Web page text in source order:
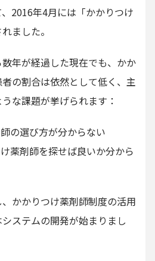
2016年4月には「かかりつけ
ました。
年が経過した現在でも、かか
の割合は依然として低く、主
な課題が挙げられます：
の選び方が分からない
薬剤師を探せば良いか分から
かかりつけ薬剤師制度の活用
ステムの開発が始まりまし